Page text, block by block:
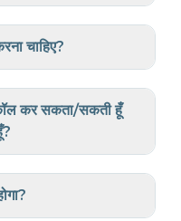
चाहिए?
कर सकता/सकती हूँ